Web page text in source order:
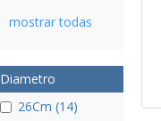
mostrar todas
Diametro
26Cm (14)